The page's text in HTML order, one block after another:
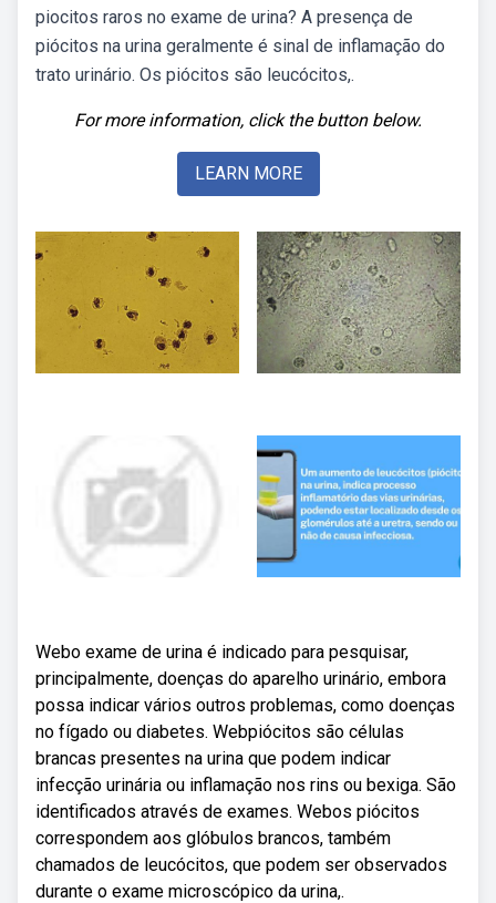
piocitos raros no exame de urina? A presença de
piócitos na urina geralmente é sinal de inflamação do
trato urinário. Os piócitos são leucócitos,.
For more information, click the button below.
LEARN MORE
Webo exame de urina é indicado para pesquisar,
principalmente, doenças do aparelho urinário, embora
possa indicar vários outros problemas, como doenças
no fígado ou diabetes. Webpiócitos são células
brancas presentes na urina que podem indicar
infecção urinária ou inflamação nos rins ou bexiga. São
identificados através de exames. Webos piócitos
correspondem aos glóbulos brancos, também
chamados de leucócitos, que podem ser observados
durante o exame microscópico da urina,.